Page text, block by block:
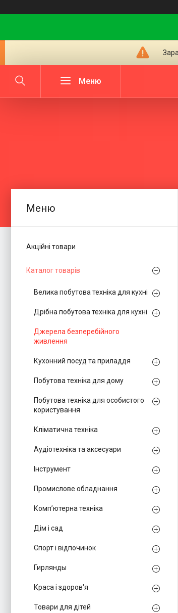
Акційні товари
Каталог товарів
Велика побутова техніка для кухні
Дрібна побутова техніка для кухні
Джерела безперебійного
живлення
Кухонний посуд та приладдя
Побутова техніка для дому
Побутова техніка для особистого
користування
Кліматична техніка
Аудіотехніка та аксесуари
Інструмент
Промислове обладнання
Комп’ютерна техніка
Дім і сад
Спорт і відпочинок
Гирлянды
Краса і здоров'я
Товари для дітей